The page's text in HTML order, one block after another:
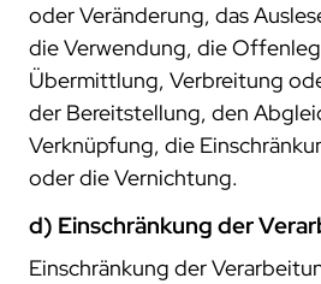
oder Veränderung, das
die Verwendung, die
Übermittlung, Verbreitung
der Bereitstellung, den
Verknüpfung, die
oder die Vernichtung.
d) Einschränkung der
Einschränkung der